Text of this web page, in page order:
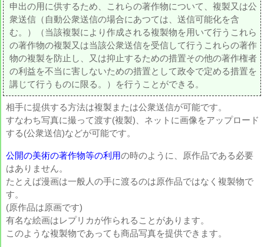
申出の用に供するため、これらの著作物について、複製又は公
衆送信（自動公衆送信の場合にあつては、送信可能化を含
む。）（当該複製により作成される複製物を用いて行うこれら
の著作物の複製又は当該公衆送信を受信して行うこれらの著作
物の複製を防止し、又は抑止するための措置その他の著作権者
の利益を不当に害しないための措置として政令で定める措置を
講じて行うものに限る。）を行うことができる。
相手に提供する方法は複製または公衆送信が可能です。
すなわち写真に撮って渡す(複製)、ネットに画像をアップロード
する(公衆送信)などが可能です。
公開の美術の著作物等の利用の時のように、原作品である必要
はありません。
たとえば漫画は一般人の手に渡るのは原作品ではなく複製物で
す。
(原作品は原画です)
有名な絵画はレプリカが作られることがあります。
このような複製物であっても商品写真を提供できます。